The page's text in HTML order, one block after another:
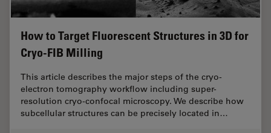
How to Target Fluorescent Structures in 3D for
Cryo-FIB Milling
This article describes the major steps of the cryo-
electron tomography workflow including super-
resolution cryo-confocal microscopy. We describe how
subcellular structures can be precisely located in…